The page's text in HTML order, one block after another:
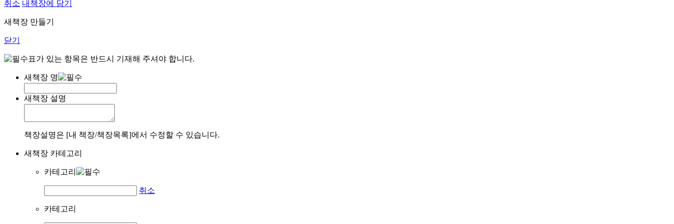
취소 내책장에 담기
새책장 만들기
닫기
표가 있는 항목은 반드시 기재해 주셔야 합니다.
새책장 명
새책장 설명
책장설명은 [내 책장/책장목록]에서 수정할 수 있습니다.
새책장 카테고리
카테고리
취소
카테고리